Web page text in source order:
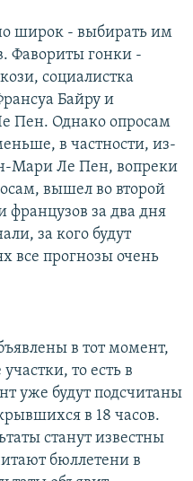
широк - выбирать им
Фавориты гонки -
социалистка
Байру и
Пен. Однако опросам
в частности, из-
Мари Ле Пен, вопреки
вышел во второй
французов за два дня
за кого будут
все прогнозы очень
в тот момент,
то есть в
уже будут подсчитаны
в 18 часов.
станут известны
бюллетени в